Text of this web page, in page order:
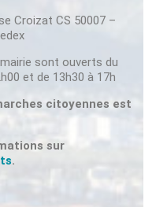
Croizat CS 50007 –
sont ouverts du
et de 13h30 à 17h
citoyennes est
sur
.